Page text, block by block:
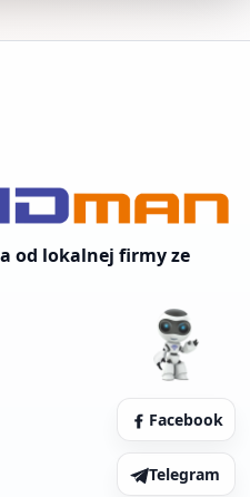
od lokalnej firmy ze
Facebook
Telegram